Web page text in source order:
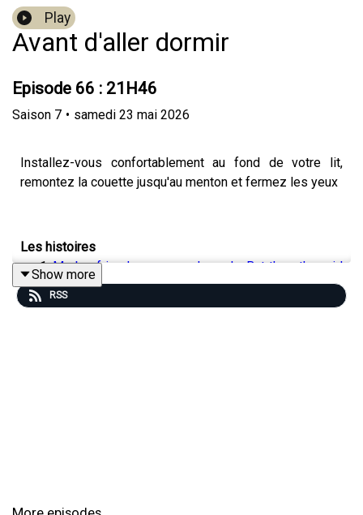
Play
Avant d'aller dormir
Episode 66 : 21H46
Saison 7 • samedi 23 mai 2026
Installez-vous confortablement au fond de votre lit,
remontez la couette jusqu'au menton et fermez les yeux
Les histoires
My boyfriend swears we're poly. But the other girl
isn't… real?, parEclosionK2
My wife's calendar has appointments she doesn't
Show more
RSS